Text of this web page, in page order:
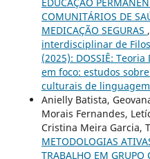
COMUNITÁRIOS DE
MEDICAÇÃO SEGURAS ,
interdisciplinar de
(2025): DOSSIÊ:
em foco: estudos
culturais de linguagem
Anielly Batista,
Morais Fernandes,
Cristina Meira Garcia,
METODOLOGIAS
TRABALHO EM GRUPO